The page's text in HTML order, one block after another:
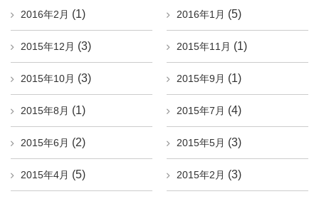
2016年2月 (1) 2016年1月 (5)
2015年12月 (3) 2015年11月 (1)
2015年10月 (3) 2015年9月 (1)
2015年8月 (1) 2015年7月 (4)
2015年6月 (2) 2015年5月 (3)
2015年4月 (5) 2015年2月 (3)